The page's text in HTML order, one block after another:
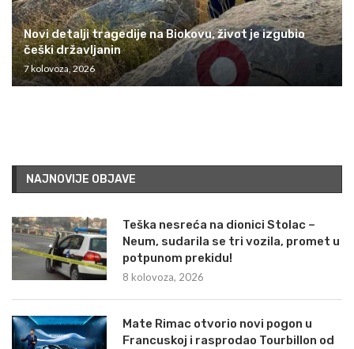
Novi detalji tragedije na Biokovu, život je izgubio
češki državljanin
7 kolovoza, 2026
NAJNOVIJE OBJAVE
Teška nesreća na dionici Stolac –
Neum, sudarila se tri vozila, promet u
potpunom prekidu!
8 kolovoza, 2026
Mate Rimac otvorio novi pogon u
Francuskoj i rasprodao Tourbillon od